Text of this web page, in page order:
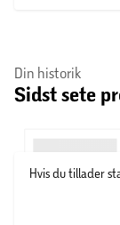
Din historik
Sidst sete
Hvis du tillader